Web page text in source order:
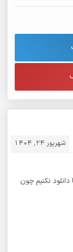
شهریور 24, 1404
نکنیم چون